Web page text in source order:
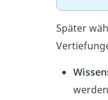
Später
werden